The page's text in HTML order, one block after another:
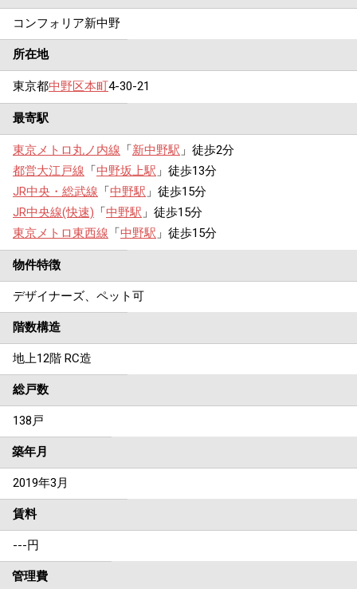
コンフォリア新中野
所在地
東京都中野区本町4-30-21
最寄駅
東京メトロ丸ノ内線 「新中野駅 」徒歩2分
都営大江戸線 「中野坂上駅 」徒歩13分
JR中央・総武線 「中野駅 」徒歩15分
JR中央線(快速) 「中野駅 」徒歩15分
東京メトロ東西線 「中野駅 」徒歩15分
物件特徴
デザイナーズ、ペット可
階数構造
地上12階 RC造
総戸数
138戸
築年月
2019年3月
賃料
---円
管理費